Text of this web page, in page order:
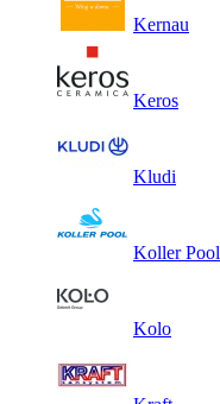
Kernau
Keros
Kludi
Koller Pool
Kolo